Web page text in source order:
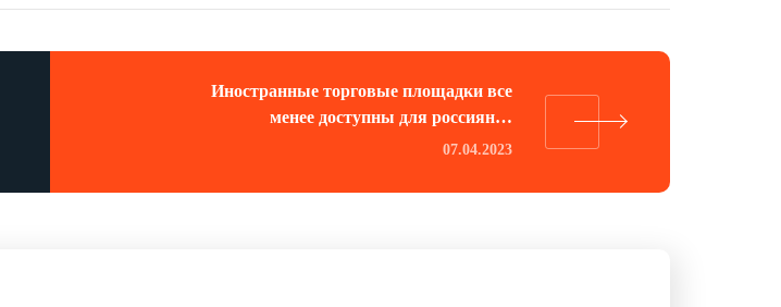
Иностранные торговые площадки все
менее доступны для россиян…
07.04.2023